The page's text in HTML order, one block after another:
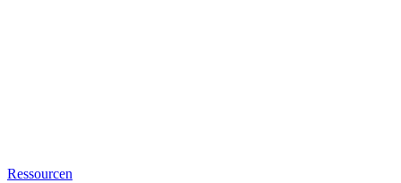
Ressourcen